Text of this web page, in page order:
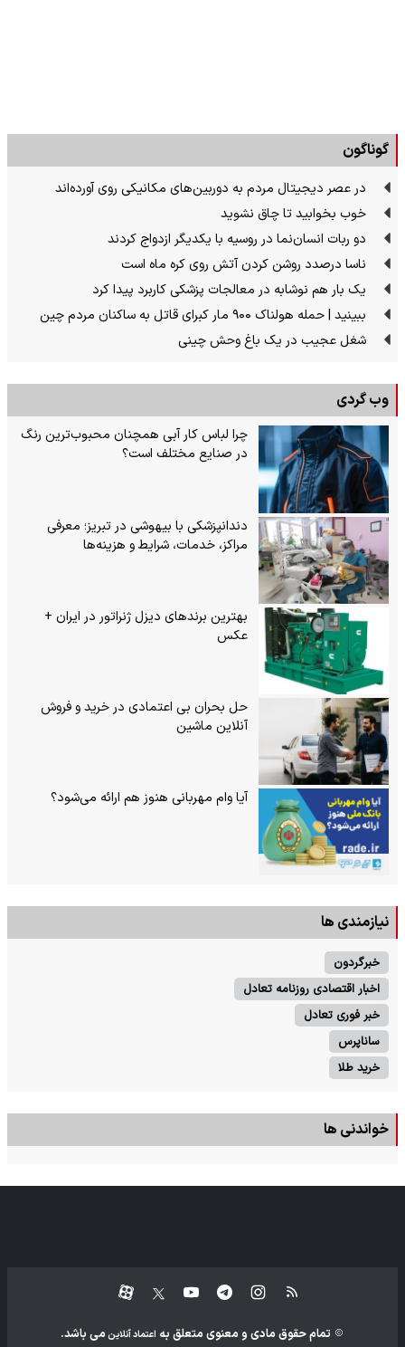
گوناگون
در عصر دیجیتال مردم به دوربین‌های مکانیکی روی آورده‌اند
خوب بخوابید تا چاق نشوید
دو ربات انسان‌نما در روسیه با یکدیگر ازدواج کردند
ناسا درصدد روشن کردن آتش روی کره ماه است
یک بار هم نوشابه در معالجات پزشکی کاربرد پیدا کرد
ببینید | حمله هولناک ۹۰۰ مار کبرای قاتل به ساکنان مردم چین
شغل عجیب در یک باغ وحش چینی
وب گردی
چرا لباس کار آبی همچنان محبوب‌ترین رنگ
در صنایع مختلف است؟
دندانپزشکی با بیهوشی در تبریز؛ معرفی
مراکز، خدمات، شرایط و هزینه‌ها
بهترین برندهای دیزل ژنراتور در ایران +
عکس
حل بحران بی‌ اعتمادی در خرید و فروش
آنلاین ماشین
آیا وام مهربانی هنوز هم ارائه می‌شود؟
نیازمندی ها
خبرگردون
اخبار اقتصادی روزنامه تعادل
خبر فوری تعادل
ساناپرس
خرید طلا
خواندنی ها
تمام حقوق مادی و معنوی متعلق به اعتماد آنلاین می باشد.